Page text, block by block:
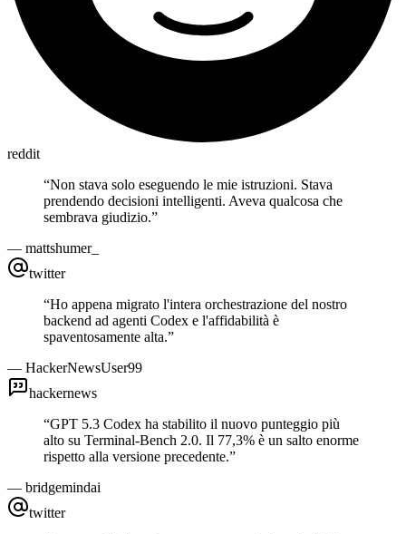
reddit
“Non stava solo eseguendo le mie istruzioni. Stava
prendendo decisioni intelligenti. Aveva qualcosa che
sembrava giudizio.”
— mattshumer_
twitter
“Ho appena migrato l'intera orchestrazione del nostro
backend ad agenti Codex e l'affidabilità è
spaventosamente alta.”
— HackerNewsUser99
hackernews
“GPT 5.3 Codex ha stabilito il nuovo punteggio più
alto su Terminal-Bench 2.0. Il 77,3% è un salto enorme
rispetto alla versione precedente.”
— bridgemindai
twitter